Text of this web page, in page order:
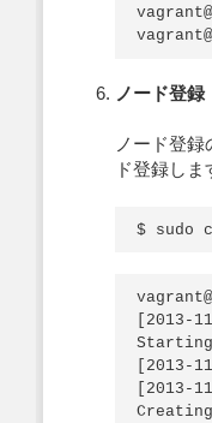
ノード登録
ノード登
ド登録しま
[2013-
[2013-
[2013-